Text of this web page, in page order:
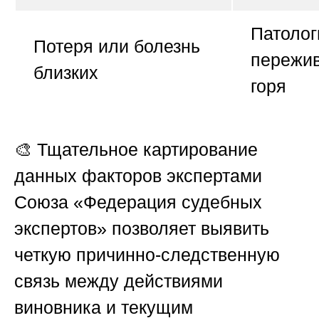
Потеря или болезнь
близких
горя
🎨 Тщательное картирование
данных факторов экспертами
Союза «Федерация судебных
экспертов» позволяет выявить
четкую причинно-следственную
связь между действиями
виновника и текущим